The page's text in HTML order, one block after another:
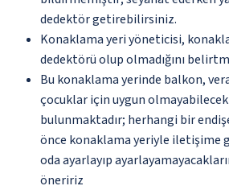
dedektör getirebilirsiniz.
Konaklama yeri yöneticisi,
dedektörü olup olmadığını
Bu konaklama yerinde balkon,
çocuklar için uygun
bulunmaktadır; herhangi bir
önce konaklama yeriyle iletişime
oda ayarlayıp
öneririz